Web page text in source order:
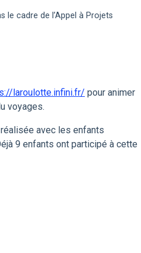
le cadre de l’Appel à Projets
laroulotte.infini.fr/ pour animer
voyages.
avec les enfants
9 enfants ont participé à cette